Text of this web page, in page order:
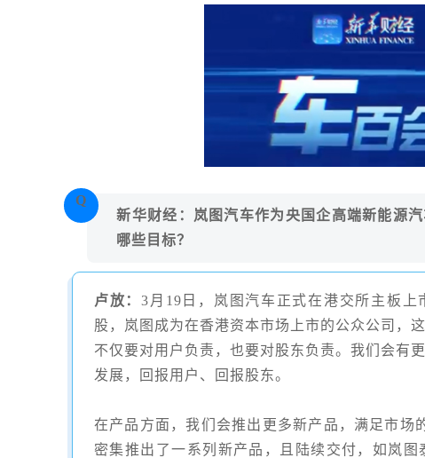
Q
新华财经：岚图汽车作为央国企高端新能源
哪些目标？
卢放 ：3 月 19 日，岚图汽车正式在港交所主板
股，岚图成为在香港资本市场上市的公众公司，
不仅要对用户负责，也要对股东负责。我们会有
发展，回报用户、回报股东。
在产品方面，我们会推出更多新产品，满足市场
密集推出了一系列新产品，且陆续交付，如 岚图